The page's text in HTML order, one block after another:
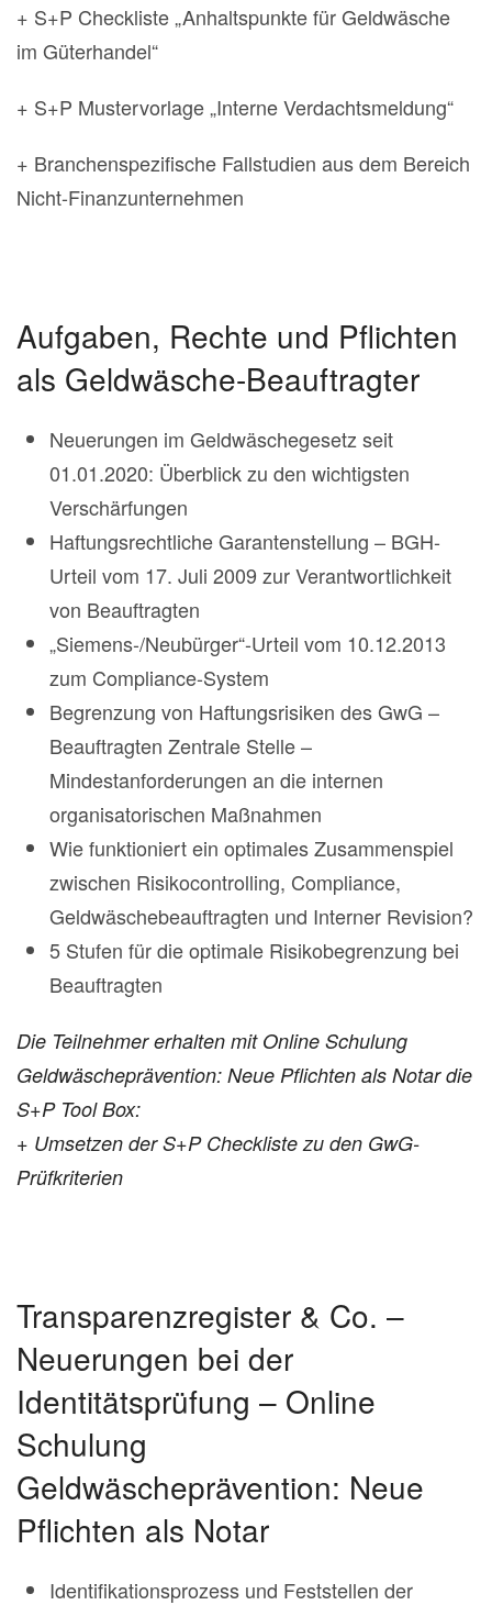
+ S+P Checkliste „Anhaltspunkte für Geldwäsche
im Güterhandel“
+ S+P Mustervorlage „Interne Verdachtsmeldung“
+ Branchenspezifische Fallstudien aus dem Bereich
Nicht-Finanzunternehmen
Aufgaben, Rechte und Pflichten
als Geldwäsche-Beauftragter
Neuerungen im Geldwäschegesetz seit
01.01.2020: Überblick zu den wichtigsten
Verschärfungen
Haftungsrechtliche Garantenstellung – BGH-
Urteil vom 17. Juli 2009 zur Verantwortlichkeit
von Beauftragten
„Siemens-/Neubürger“-Urteil vom 10.12.2013
zum Compliance-System
Begrenzung von Haftungsrisiken des GwG –
Beauftragten Zentrale Stelle –
Mindestanforderungen an die internen
organisatorischen Maßnahmen
Wie funktioniert ein optimales Zusammenspiel
zwischen Risikocontrolling, Compliance,
Geldwäschebeauftragten und Interner Revision?
5 Stufen für die optimale Risikobegrenzung bei
Beauftragten
Die Teilnehmer erhalten mit Online Schulung
Geldwäscheprävention: Neue Pflichten als Notar die
S+P Tool Box:
+ Umsetzen der S+P Checkliste zu den GwG-
Prüfkriterien
Transparenzregister & Co. –
Neuerungen bei der
Identitätsprüfung – Online
Schulung
Geldwäscheprävention: Neue
Pflichten als Notar
Identifikationsprozess und Feststellen der